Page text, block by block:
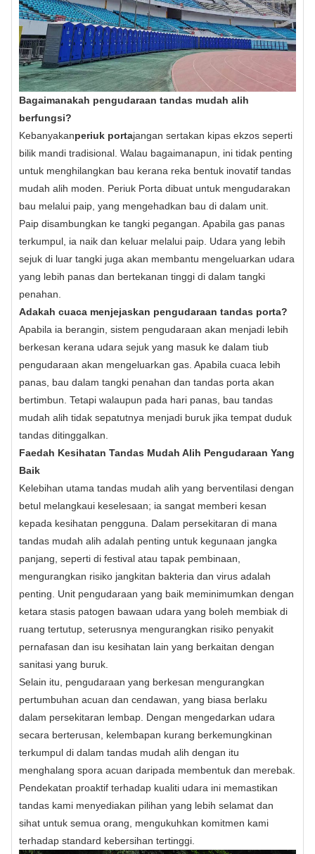
Bagaimanakah pengudaraan tandas mudah alih
berfungsi?
Kebanyakanperiuk portajangan sertakan kipas ekzos seperti
bilik mandi tradisional. Walau bagaimanapun, ini tidak penting
untuk menghilangkan bau kerana reka bentuk inovatif tandas
mudah alih moden. Periuk Porta dibuat untuk mengudarakan
bau melalui paip, yang mengehadkan bau di dalam unit.
Paip disambungkan ke tangki pegangan. Apabila gas panas
terkumpul, ia naik dan keluar melalui paip. Udara yang lebih
sejuk di luar tangki juga akan membantu mengeluarkan udara
yang lebih panas dan bertekanan tinggi di dalam tangki
penahan.
Adakah cuaca menjejaskan pengudaraan tandas porta?
Apabila ia berangin, sistem pengudaraan akan menjadi lebih
berkesan kerana udara sejuk yang masuk ke dalam tiub
pengudaraan akan mengeluarkan gas. Apabila cuaca lebih
panas, bau dalam tangki penahan dan tandas porta akan
bertimbun. Tetapi walaupun pada hari panas, bau tandas
mudah alih tidak sepatutnya menjadi buruk jika tempat duduk
tandas ditinggalkan.
Faedah Kesihatan Tandas Mudah Alih Pengudaraan Yang
Baik
Kelebihan utama tandas mudah alih yang berventilasi dengan
betul melangkaui keselesaan; ia sangat memberi kesan
kepada kesihatan pengguna. Dalam persekitaran di mana
tandas mudah alih adalah penting untuk kegunaan jangka
panjang, seperti di festival atau tapak pembinaan,
mengurangkan risiko jangkitan bakteria dan virus adalah
penting. Unit pengudaraan yang baik meminimumkan dengan
ketara stasis patogen bawaan udara yang boleh membiak di
ruang tertutup, seterusnya mengurangkan risiko penyakit
pernafasan dan isu kesihatan lain yang berkaitan dengan
sanitasi yang buruk.
Selain itu, pengudaraan yang berkesan mengurangkan
pertumbuhan acuan dan cendawan, yang biasa berlaku
dalam persekitaran lembap. Dengan mengedarkan udara
secara berterusan, kelembapan kurang berkemungkinan
terkumpul di dalam tandas mudah alih dengan itu
menghalang spora acuan daripada membentuk dan merebak.
Pendekatan proaktif terhadap kualiti udara ini memastikan
tandas kami menyediakan pilihan yang lebih selamat dan
sihat untuk semua orang, mengukuhkan komitmen kami
terhadap standard kebersihan tertinggi.